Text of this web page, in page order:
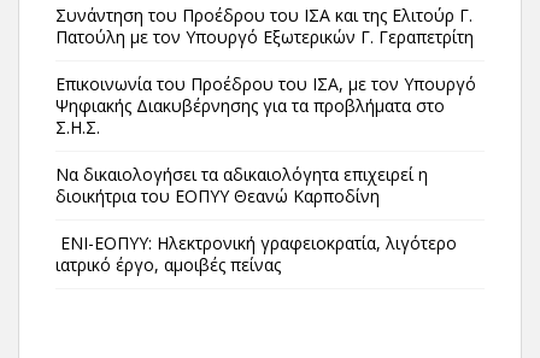
Συνάντηση του Προέδρου του ΙΣΑ και της Ελιτούρ Γ.
Πατούλη με τον Υπουργό Εξωτερικών Γ. Γεραπετρίτη
Επικοινωνία του Προέδρου του ΙΣΑ, με τον Υπουργό
Ψηφιακής Διακυβέρνησης για τα προβλήματα στο
Σ.Η.Σ.
Να δικαιολογήσει τα αδικαιολόγητα επιχειρεί η
διοικήτρια του ΕΟΠΥΥ Θεανώ Καρποδίνη
ΕΝΙ-ΕΟΠΥΥ: Ηλεκτρονική γραφειοκρατία, λιγότερο
ιατρικό έργο, αμοιβές πείνας